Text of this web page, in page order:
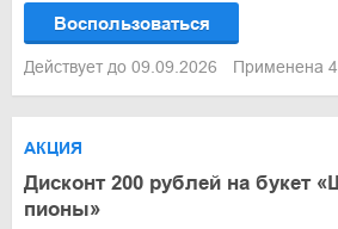
Воспользоваться
Действует до 09.09.2026 Применена
АКЦИЯ
Дисконт 200 рублей на букет
пионы»